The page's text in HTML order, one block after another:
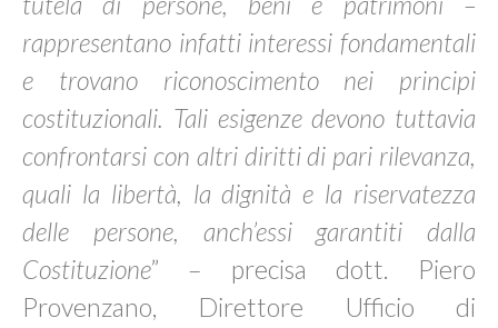
rappresentano infatti interessi fondamentali
e trovano riconoscimento nei principi
costituzionali. Tali esigenze devono tuttavia
confrontarsi con altri diritti di pari rilevanza,
quali la libertà, la dignità e la riservatezza
delle persone, anch’essi garantiti dalla
Costituzione” – precisa dott. Piero
Provenzano, Direttore Ufficio di